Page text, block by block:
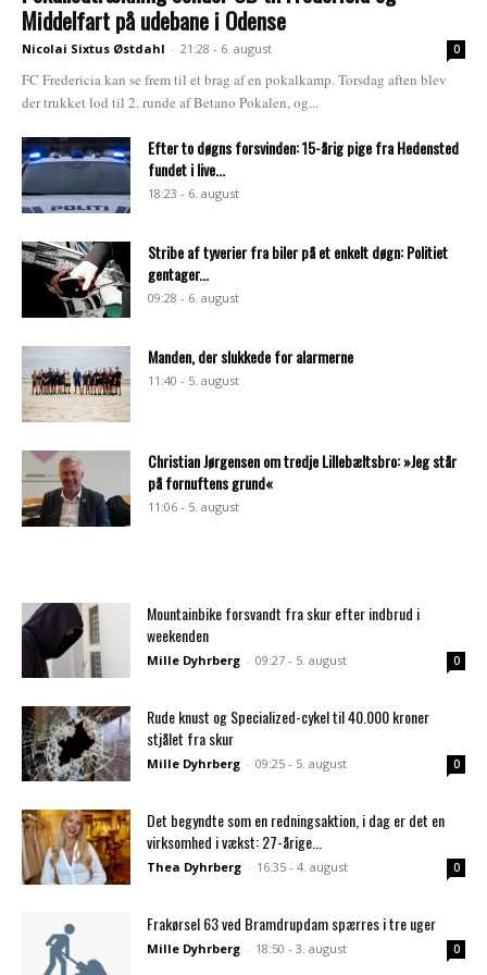
Middelfart på udebane i Odense
Nicolai Sixtus Østdahl - 21:28 - 6. august 0
FC Fredericia kan se frem til et brag af en pokalkamp. Torsdag aften blev
der trukket lod til 2. runde af Betano Pokalen, og...
Efter to døgns forsvinden: 15-årig pige fra Hedensted
fundet i live...
18:23 - 6. august
Stribe af tyverier fra biler på et enkelt døgn: Politiet
gentager...
09:28 - 6. august
Manden, der slukkede for alarmerne
11:40 - 5. august
Christian Jørgensen om tredje Lillebæltsbro: »Jeg står
på fornuftens grund«
11:06 - 5. august
Mountainbike forsvandt fra skur efter indbrud i
weekenden
Mille Dyhrberg - 09:27 - 5. august 0
Rude knust og Specialized-cykel til 40.000 kroner
stjålet fra skur
Mille Dyhrberg - 09:25 - 5. august 0
Det begyndte som en redningsaktion, i dag er det en
virksomhed i vækst: 27-årige...
Thea Dyhrberg - 16:35 - 4. august 0
Frakørsel 63 ved Bramdrupdam spærres i tre uger
Mille Dyhrberg - 18:50 - 3. august 0